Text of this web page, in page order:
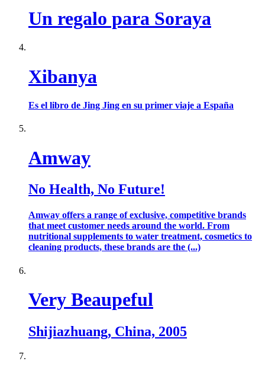
Un regalo para Soraya
Xibanya
Es el libro de Jing Jing en su primer viaje a España
Amway
No Health, No Future!
Amway offers a range of exclusive, competitive brands
that meet customer needs around the world. From
nutritional supplements to water treatment, cosmetics to
cleaning products, these brands are the (...)
Very Beaupeful
Shijiazhuang, China, 2005